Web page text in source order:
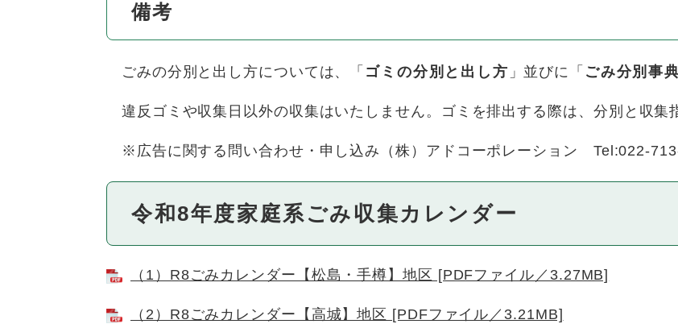
備考
ごみの分別と出し方については、「 ゴミの分別と出し方 」並びに「 ごみ分別事典
違反ゴミや収集日以外の収集はいたしません。ゴミを排出する際は、分別と収集
※広告に関する問い合わせ・申し込み（株）アドコーポレーション Tel:022-
令和8年度家庭系ごみ収集カレンダー
（1）R8ごみカレンダー【松島・手樽】地区 [PDFファイル／3.27MB]
（2）R8ごみカレンダー【高城】地区 [PDFファイル／3.21MB]